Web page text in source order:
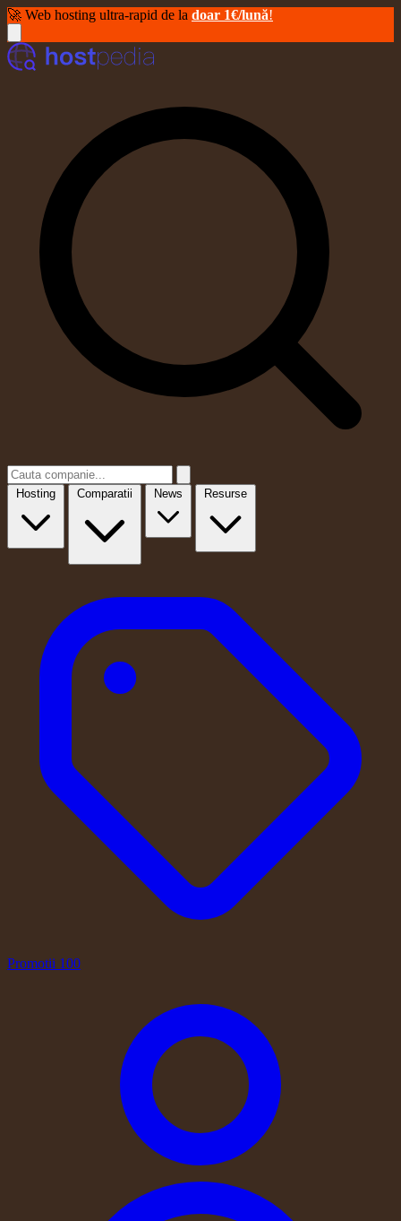
🚀 Web hosting ultra-rapid de la doar 1€/lună!
Hosting Comparatii News Resurse
Promotii 100